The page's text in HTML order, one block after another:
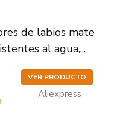
de labios mate
al agua,...
VER PRODUCTO
Aliexpress